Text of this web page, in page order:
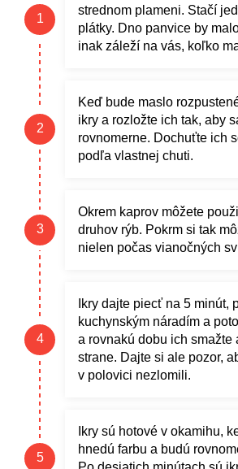
strednom plameni. Stačí
plátky. Dno panvice by
inak záleží na vás, koľko
Keď bude maslo
ikry a rozložte ich tak, aby
rovnomerne. Dochuťte ich
podľa vlastnej chuti.
Okrem kaprov môžete
druhov rýb. Pokrm si tak
nielen počas vianočných
Ikry dajte piecť na 5 minút,
kuchynským náradím a
a rovnakú dobu ich smažte
strane. Dajte si ale pozor,
v polovici nezlomili.
Ikry sú hotové v okamihu,
hnedú farbu a budú